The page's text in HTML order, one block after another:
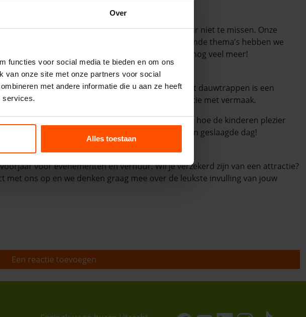
Over
functies voor social media te bieden en om ons
van onze site met onze partners voor social
met andere informatie die u aan ze heeft
services.
Alles toestaan
van Vcompany Verhuur
Dan was een attractie van Vcompany Verhuur niet te missen. Onze
de ouderen vermaken zich goed. Met verschillende thema’s hebben we
thema’s vinden: jungle, prinsessen, voetbal en nog veel meer!
in de vroege ochtend. Aansluitend aan het dauwtrappen is een
voor de kinderen. Zo combineer je een traditie met vermaak.
een kop koffie toekijkt. Met een attractie zie je hoe de kinderen plezier
lachende gezichten te zien, heb je meer dan een geslaagde dag!
voor evenementen en verhuur. Wil je verzekerd zijn van een attractie?
met ons op en we denken graag mee over de leukste invulling van jouw
Een reactie toevoegen